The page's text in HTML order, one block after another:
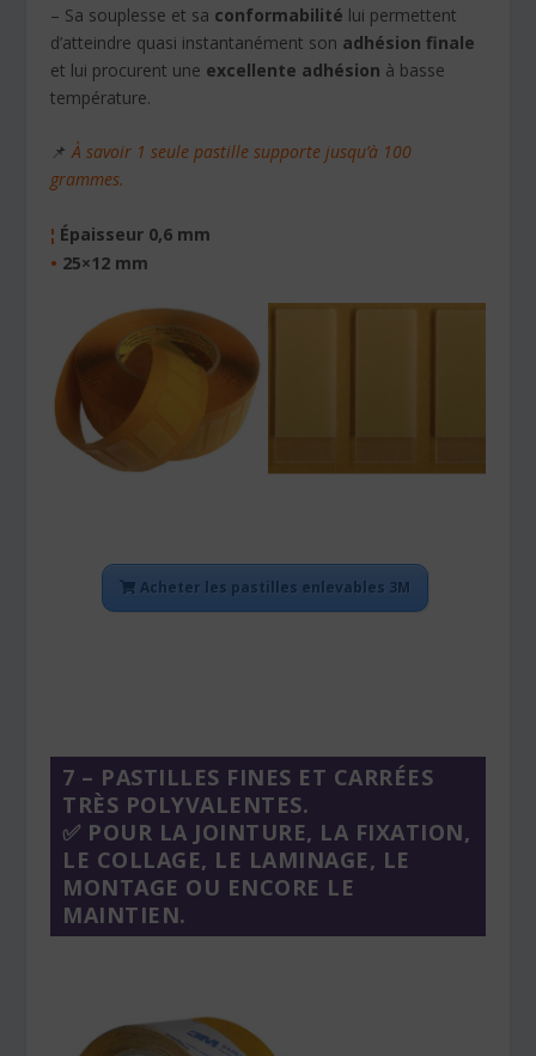
– Sa souplesse et sa conformabilité lui permettent
d’atteindre quasi instantanément son adhésion finale
et lui procurent une excellente adhésion à basse
température.
📌À savoir 1 seule pastille supporte jusqu’à 100
grammes.
¦ Épaisseur 0,6 mm
• 25×12 mm
Acheter les pastilles enlevables 3M
7 – PASTILLES FINES ET CARRÉES
TRÈS POLYVALENTES.
✅ POUR LA JOINTURE, LA FIXATION,
LE COLLAGE, LE LAMINAGE, LE
MONTAGE OU ENCORE LE
MAINTIEN.